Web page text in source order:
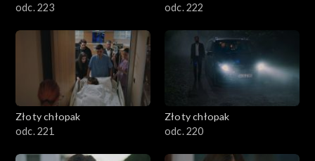
odc. 223
odc. 222
Złoty chłopak
odc. 221
Złoty chłopak
odc. 220